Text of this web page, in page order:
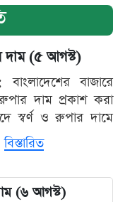
দাম (৫ আগস্ট)
বাংলাদেশের বাজারে
দাম প্রকাশ করা
স্বর্ণ ও রুপার দামে
বিস্তারিত
(৬ আগস্ট)